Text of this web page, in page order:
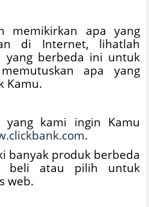
memikirkan apa yang
di Internet, lihatlah
yang berbeda ini untuk
apa yang
Kamu.
yang kami ingin Kamu
.
banyak produk berbeda
beli atau pilih untuk
web.